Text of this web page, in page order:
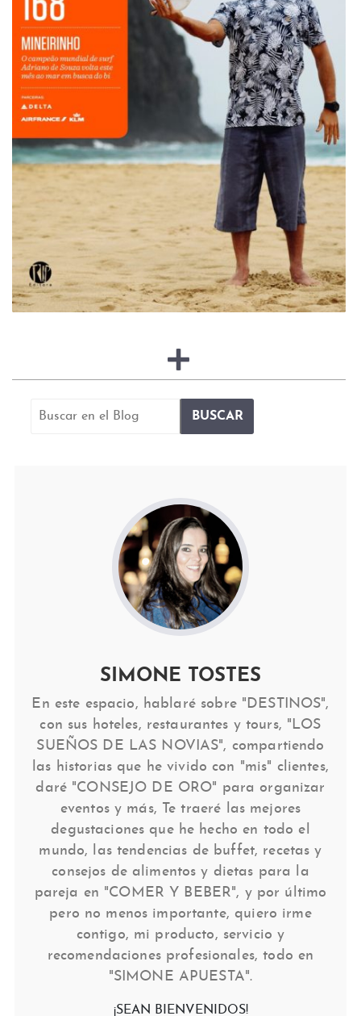
SIMONE TOSTES
En este espacio, hablaré sobre "DESTINOS",
con sus hoteles, restaurantes y tours, "LOS
SUEÑOS DE LAS NOVIAS", compartiendo
las historias que he vivido con "mis" clientes,
daré "CONSEJO DE ORO" para organizar
eventos y más, Te traeré las mejores
degustaciones que he hecho en todo el
mundo, las tendencias de buffet, recetas y
consejos de alimentos y dietas para la
pareja en "COMER Y BEBER", y por último
pero no menos importante, quiero irme
contigo, mi producto, servicio y
recomendaciones profesionales, todo en
"SIMONE APUESTA".
¡SEAN BIENVENIDOS!